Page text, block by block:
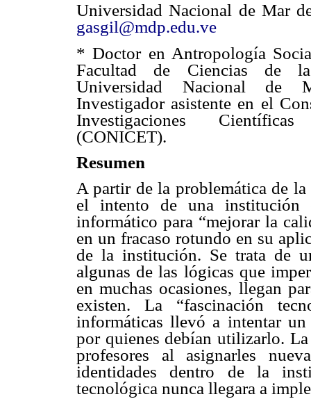
Universidad Nacional de Mar
gasgil@mdp.edu.ve
* Doctor en Antropología
Facultad de Ciencias de
Universidad Nacional de
Investigador asistente en el
Investigaciones
(CONICET).
Resumen
A partir de la problemática de
el intento de una institución
informático para “mejorar la
en un fracaso rotundo en su
de la institución. Se trata de
algunas de las lógicas que
en muchas ocasiones, llegan
existen. La “fascinación
informáticas llevó a intentar un
por quienes debían utilizarlo.
profesores al asignarles
identidades dentro de la
tecnológica nunca llegara a